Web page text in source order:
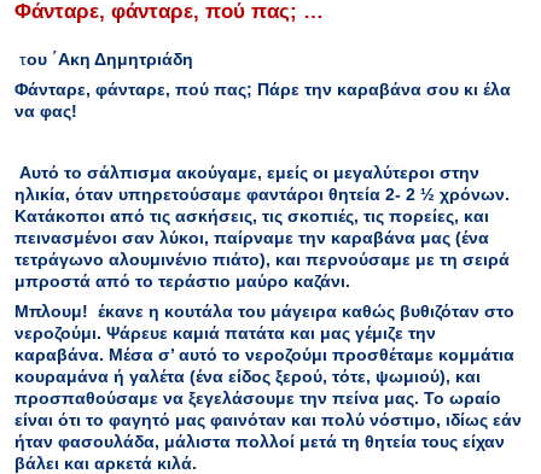
Φάνταρε, φάνταρε, πού πας; …
του ΄Ακη Δημητριάδη
Φάνταρε, φάνταρε, πού πας; Πάρε την καραβάνα σου κι έλα
να φας!
Αυτό το σάλπισμα ακούγαμε, εμείς οι μεγαλύτεροι στην
ηλικία, όταν υπηρετούσαμε φαντάροι θητεία 2- 2 ½ χρόνων.
Κατάκοποι από τις ασκήσεις, τις σκοπιές, τις πορείες, και
πεινασμένοι σαν λύκοι, παίρναμε την καραβάνα μας (ένα
τετράγωνο αλουμινένιο πιάτο), και περνούσαμε με τη σειρά
μπροστά από το τεράστιο μαύρο καζάνι.
Μπλουμ! έκανε η κουτάλα του μάγειρα καθώς βυθιζόταν στο
νεροζούμι. Ψάρευε καμιά πατάτα και μας γέμιζε την
καραβάνα. Μέσα σ’ αυτό το νεροζούμι προσθέταμε κομμάτια
κουραμάνα ή γαλέτα (ένα είδος ξερού, τότε, ψωμιού), και
προσπαθούσαμε να ξεγελάσουμε την πείνα μας. Το ωραίο
είναι ότι το φαγητό μας φαινόταν και πολύ νόστιμο, ιδίως εάν
ήταν φασουλάδα, μάλιστα πολλοί μετά τη θητεία τους είχαν
βάλει και αρκετά κιλά.